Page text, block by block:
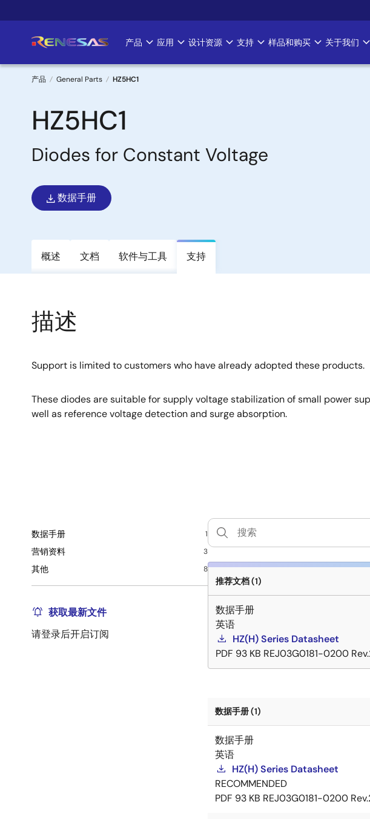
转
要
Main
navigation
产品 应用 设计资源 支持 样品和购买 关于我们
面
包
屑
产品 General Parts HZ5HC1
HZ5HC1
Diodes for Constant Voltage
数据手册
概述 文档 软件与工具 支持
描述
Support is limited to customers who have already adopted these products.
These diodes are suitable for supply voltage stabilization of small power
well as reference voltage detection and surge absorption.
数据手册 1
营销资料 3
其他 8
获取最新文件
请登录后开启订阅
推荐文档 (1)
数据手册
英语
HZ(H) Series Datasheet
PDF 93 KB REJ03G0181-0200
数据手册 (1)
数据手册
英语
HZ(H) Series Datasheet
RECOMMENDED
PDF 93 KB REJ03G0181-0200